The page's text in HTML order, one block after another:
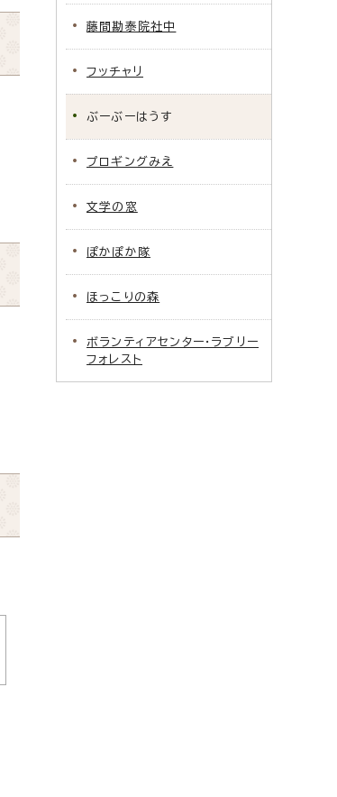
藤間勘泰院社中
フッチャリ
ぶーぶーはうす
プロギングみえ
文学の窓
ぽかぽか隊
ほっこりの森
ボランティアセンター・ラブリー
フォレスト